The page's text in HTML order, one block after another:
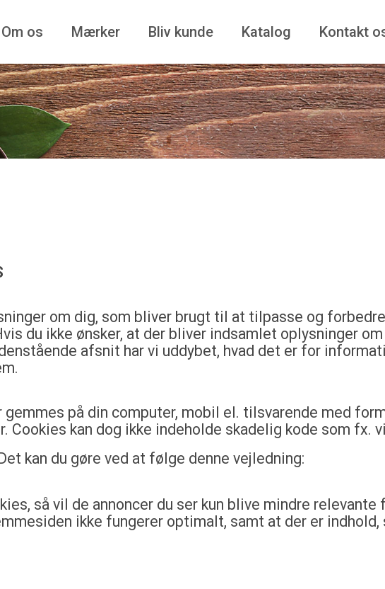
Om os Mærker Bliv kunde Katalog Kontakt
om dig, som bliver brugt til at tilpasse og
du ikke ønsker, at der bliver indsamlet oplysninger
afsnit har vi uddybet, hvad det er for
på din computer, mobil el. tilsvarende med
kan dog ikke indeholde skadelig kode som fx.
kan du gøre ved at følge denne vejledning:
så vil de annoncer du ser kun blive mindre relevante
ikke fungerer optimalt, samt at der er indhold,